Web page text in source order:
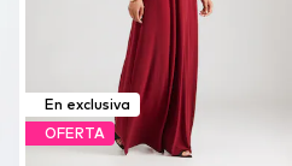
En exclusiva
OFERTA